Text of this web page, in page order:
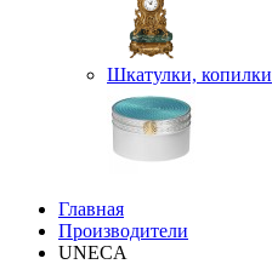
Шкатулки, копилки
Главная
Производители
UNECA